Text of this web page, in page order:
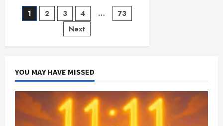
பிரதிபலிப்பு
தான்
கீழடி..!
–
வரலாறு
உண்மை..
Posts
pagination
1 2 3 4 …
73
Next
YOU MAY HAVE MISSED